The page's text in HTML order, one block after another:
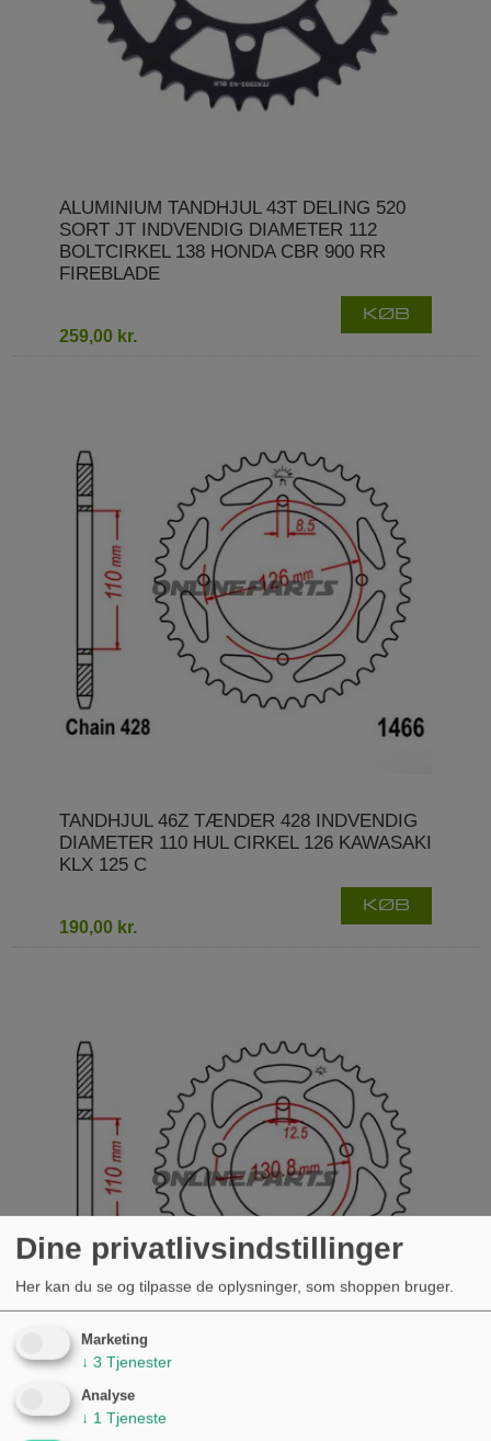
ALUMINIUM TANDHJUL 43T DELING 520
SORT JT INDVENDIG DIAMETER 112
BOLTCIRKEL 138 HONDA CBR 900 RR
FIREBLADE
259,00 kr.
KØB
TANDHJUL 46Z TÆNDER 428 INDVENDIG
DIAMETER 110 HUL CIRKEL 126 KAWASAKI
KLX 125 C
190,00 kr.
KØB
TANDHJUL 43Z TÆNDER 520 INDVENDIG
DIAMETER 110 HUL CIRKEL 130.8 BMW S
Dine privatlivsindstillinger
Her kan du se og tilpasse de oplysninger, som shoppen bruger.
Marketing
↓ 3 Tjenester
Analyse
↓ 1 Tjeneste